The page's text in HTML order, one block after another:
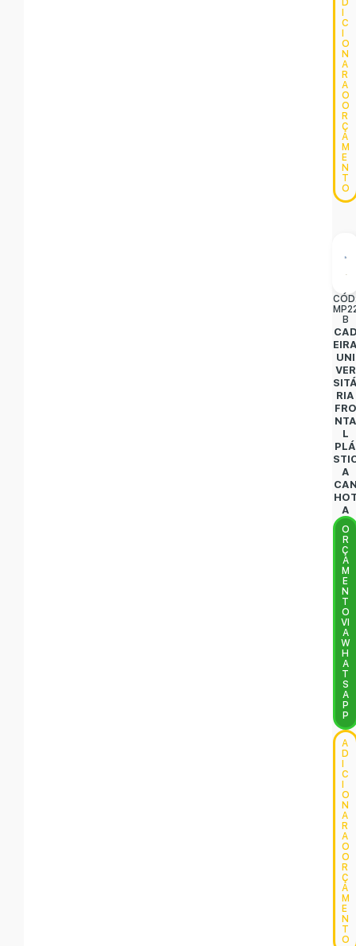
D
C
O
N
A
R
A
O
O
R
Ç
A
M
E
N
T
O
B
UNI
VER
RIA
FRO
NTA
L
PLÁ
A
A
O
R
Ç
A
M
E
N
T
O
VI
A
W
H
A
T
S
A
P
P
A
D
C
O
N
A
R
A
O
O
R
Ç
A
M
E
N
T
O